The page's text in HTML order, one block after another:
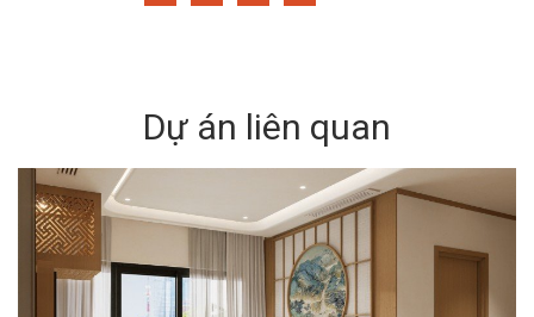
Dự án liên quan